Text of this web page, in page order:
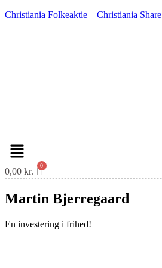
Christiania Folkeaktie – Christiania Share
Menu
0,00 kr.
Martin Bjerregaard
En investering i frihed!